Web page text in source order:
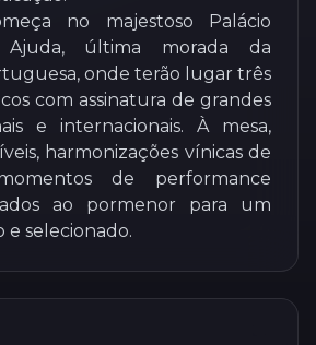
no majestoso Palácio
Ajuda, última morada da
onde terão lugar três
com assinatura de grandes
e internacionais. À mesa,
harmonizações vínicas de
de performance
ao pormenor para um
selecionado.